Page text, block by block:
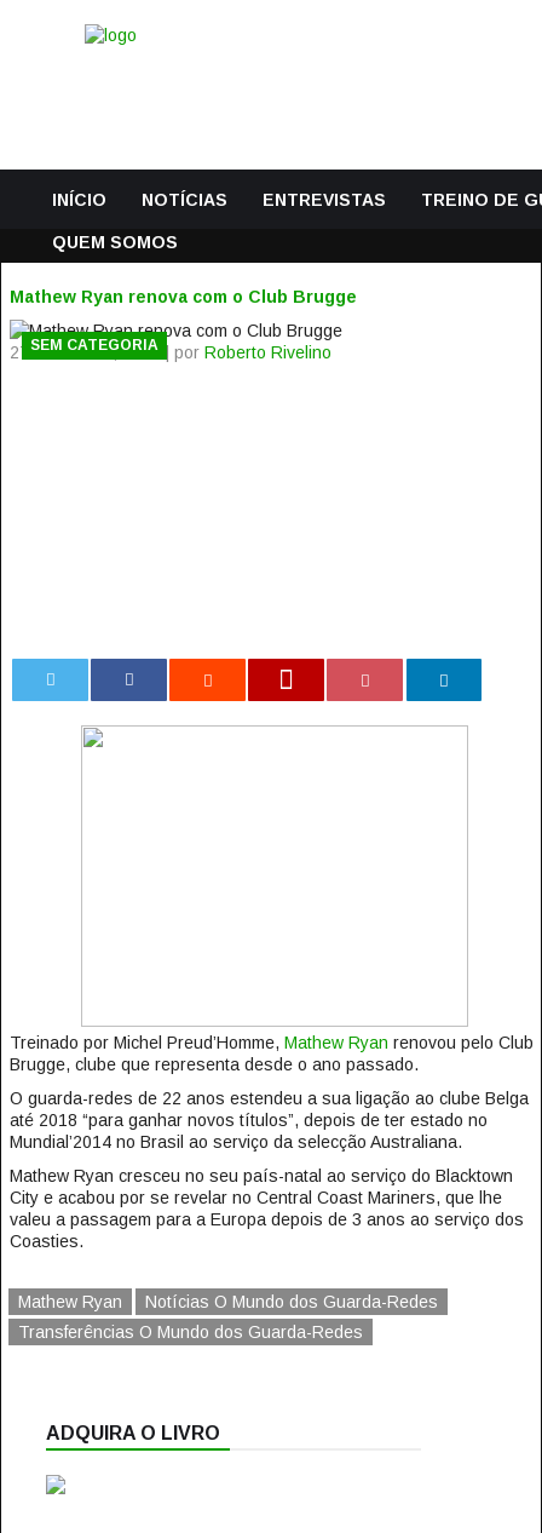
INÍCIO NOTÍCIAS ENTREVISTAS TREINO DE
QUEM SOMOS
Mathew Ryan renova com o Club Brugge
27 Novembro, 2014 | por Roberto Rivelino
SEM CATEGORIA
0
Treinado por Michel Preud’Homme, Mathew Ryan renovou pelo Club
Brugge, clube que representa desde o ano passado.
O guarda-redes de 22 anos estendeu a sua ligação ao clube Belga
até 2018 “para ganhar novos títulos”, depois de ter estado no
Mundial’2014 no Brasil ao serviço da selecção Australiana.
Mathew Ryan cresceu no seu país-natal ao serviço do Blacktown
City e acabou por se revelar no Central Coast Mariners, que lhe
valeu a passagem para a Europa depois de 3 anos ao serviço dos
Coasties.
Mathew Ryan
Notícias O Mundo dos Guarda-Redes
Transferências O Mundo dos Guarda-Redes
ADQUIRA O LIVRO